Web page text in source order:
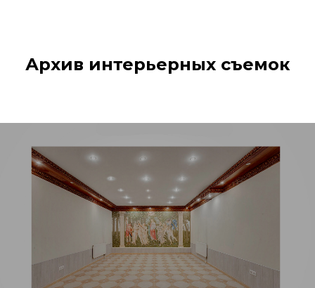
Архив интерьерных съемок